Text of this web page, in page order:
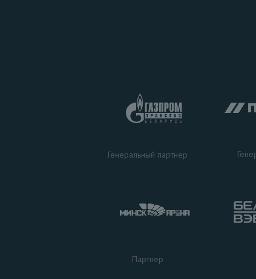
Генеральный партнер
Партнер